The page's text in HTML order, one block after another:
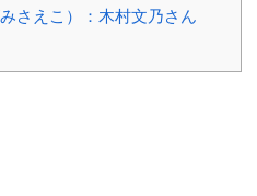
さえこ）：木村文乃さん